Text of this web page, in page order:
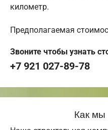
километр.
Предполагаемая
Звоните чтобы узнать
+7 921 027-89-78
Как